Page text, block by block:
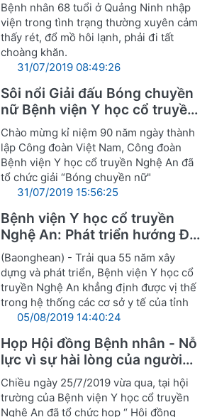
Bệnh nhân 68 tuổi ở Quảng Ninh nhập
viện trong tình trạng thường xuyên cảm
thấy rét, đổ mồ hôi lạnh, phải đi tất
choàng khăn.
31/07/2019 08:49:26
Sôi nổi Giải đấu Bóng chuyền
nữ Bệnh viện Y học cổ truyền
Nghệ An
Chào mừng kỉ niệm 90 năm ngày thành
lập Công đoàn Việt Nam, Công đoàn
Bệnh viện Y học cổ truyền Nghệ An đã
tổ chức giải “Bóng chuyền nữ"
31/07/2019 15:56:25
Bệnh viện Y học cổ truyền
Nghệ An: Phát triển hướng Đa
khoa Y, Dược cổ truyền
(Baonghean) - Trải qua 55 năm xây
dựng và phát triển, Bệnh viện Y học cổ
truyền Nghệ An khẳng định được vị thế
trong hệ thống các cơ sở y tế của tỉnh
05/08/2019 14:40:24
Họp Hội đồng Bệnh nhân - Nỗ
lực vì sự hài lòng của người
bệnh
Chiều ngày 25/7/2019 vừa qua, tại hội
trường của Bệnh viện Y học cổ truyền
Nghệ An đã tổ chức họp “ Hội đồng